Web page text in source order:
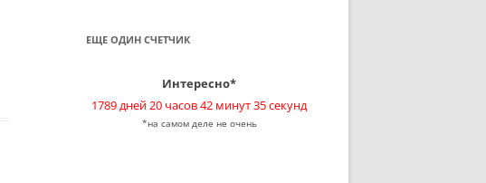
ЕЩЕ ОДИН СЧЕТЧИК
Интересно*
1789 дней 20 часов 42 минут 35 секунд
*на самом деле не очень